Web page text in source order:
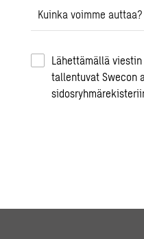
Kuinka voimme auttaa?
Lähettämällä
tallentuvat Swecon